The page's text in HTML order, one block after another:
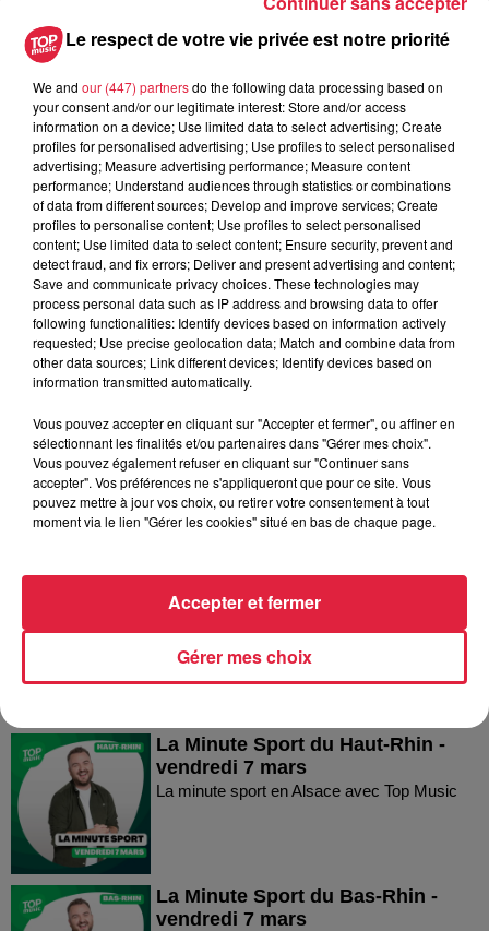
Les dernières infos sur la venue du
5 août 2026
Europa-Park : des précisons sur
l’après Euro-Mir
Dans la même série
La Minute Sport du Haut-Rhin -
vendredi 21 mars
La minute sport en Alsace avec Top Music
La Minute Sport du Bas-Rhin -
vendredi 21 mars
La Minute Sport du Haut-Rhin -
vendredi 7 mars
La minute sport en Alsace avec Top Music
La Minute Sport du Bas-Rhin -
vendredi 7 mars
Le respect de votre vie privée est notre priorité
We and our (447) partnersdo the following data processing based on
your consent and/or our legitimate interest: Store and/or access
information on a device; Use limited data to select advertising; Create
profiles for personalised advertising; Use profiles to select personalised
advertising; Measure advertising performance; Measure content
performance; Understand audiences through statistics or combinations
of data from different sources; Develop and improve services; Create
profiles to personalise content; Use profiles to select personalised
content; Use limited data to select content; Ensure security, prevent and
detect fraud, and fix errors; Deliver and present advertising and content;
Save and communicate privacy choices. These technologies may
process personal data such as IP address and browsing data to offer
following functionalities: Identify devices based on information actively
requested; Use precise geolocation data; Match and combine data from
other data sources; Link different devices; Identify devices based on
information transmitted automatically.
Vous pouvez accepter en cliquant sur "Accepter et fermer", ou affiner en
sélectionnant les finalités et/ou partenaires dans "Gérer mes choix".
Vous pouvez également refuser en cliquant sur "Continuer sans
accepter". Vos préférences ne s'appliqueront que pour ce site. Vous
pouvez mettre à jour vos choix, ou retirer votre consentement à tout
moment via le lien "Gérer les cookies" situé en bas de chaque page.
Gérer mes choix
Accepter et fermer